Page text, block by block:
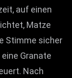
auf einen
Matze
Stimme sicher
Granate
Nach